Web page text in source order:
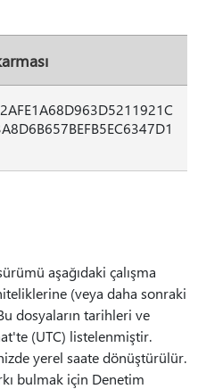
aşağıdaki çalışma
(veya daha sonraki
dosyaların tarihleri ve
(UTC) listelenmiştir.
yerel saate dönüştürülür.
bulmak için Denetim